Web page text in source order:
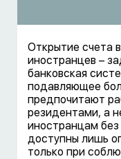
Открытие счета
иностранцев –
банковская
подавляющее
предпочитают
резидентами, а
иностранцам
доступны лишь
только при